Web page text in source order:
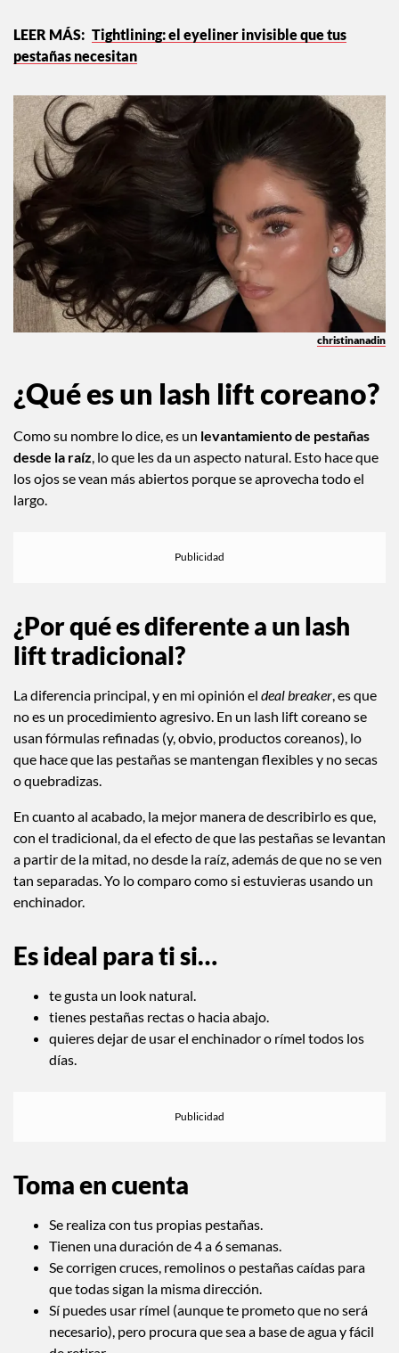
Tightlining: el eyeliner invisible que tus
pestañas necesitan
christinanadin
¿Qué es un lash lift coreano?
Como su nombre lo dice, es un levantamiento de pestañas
desde la raíz, lo que les da un aspecto natural. Esto hace que
los ojos se vean más abiertos porque se aprovecha todo el
largo.
¿Por qué es diferente a un lash
lift tradicional?
La diferencia principal, y en mi opinión el deal breaker , es que
no es un procedimiento agresivo. En un lash lift coreano se
usan fórmulas refinadas (y, obvio, productos coreanos), lo
que hace que las pestañas se mantengan flexibles y no secas
o quebradizas.
En cuanto al acabado, la mejor manera de describirlo es que,
con el tradicional, da el efecto de que las pestañas se levantan
a partir de la mitad, no desde la raíz, además de que no se ven
tan separadas. Yo lo comparo como si estuvieras usando un
enchinador.
Es ideal para ti si…
te gusta un look natural.
tienes pestañas rectas o hacia abajo.
quieres dejar de usar el enchinador o rímel todos los
días.
Toma en cuenta
Se realiza con tus propias pestañas.
Tienen una duración de 4 a 6 semanas.
Se corrigen cruces, remolinos o pestañas caídas para
que todas sigan la misma dirección.
Sí puedes usar rímel (aunque te prometo que no será
necesario), pero procura que sea a base de agua y fácil